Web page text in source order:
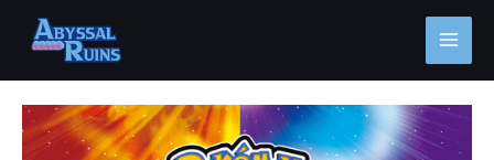
contenido
de
entradas